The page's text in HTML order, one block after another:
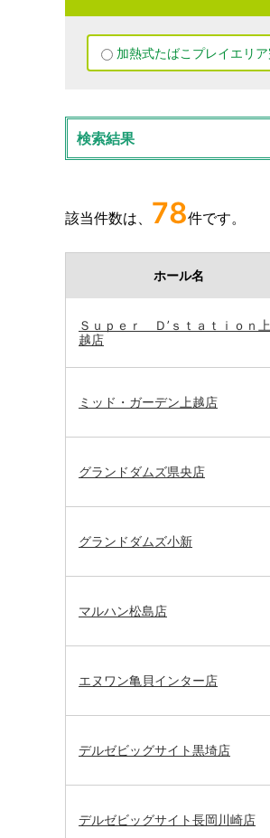
加熱式たばこ プレイエリア
検索結果
該当件数は、 78件です。
ホール名
Ｓｕｐｅｒ Ｄ’ｓｔａｔｉｏｎ上
越店
ミッド・ガーデン上越店
グランドダムズ県央店
グランドダムズ小新
マルハン松島店
エヌワン亀貝インター店
デルゼビッグサイト黒埼店
デルゼビッグサイト長岡川崎店